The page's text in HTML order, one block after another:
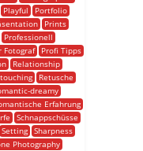
Playful
Portfolio
Prints
Professionell
Fotograf
Profi Tipps
Relationship
Retusche
dreamy
Erfahrung
Schnappschüsse
Setting
Sharpness
Photography